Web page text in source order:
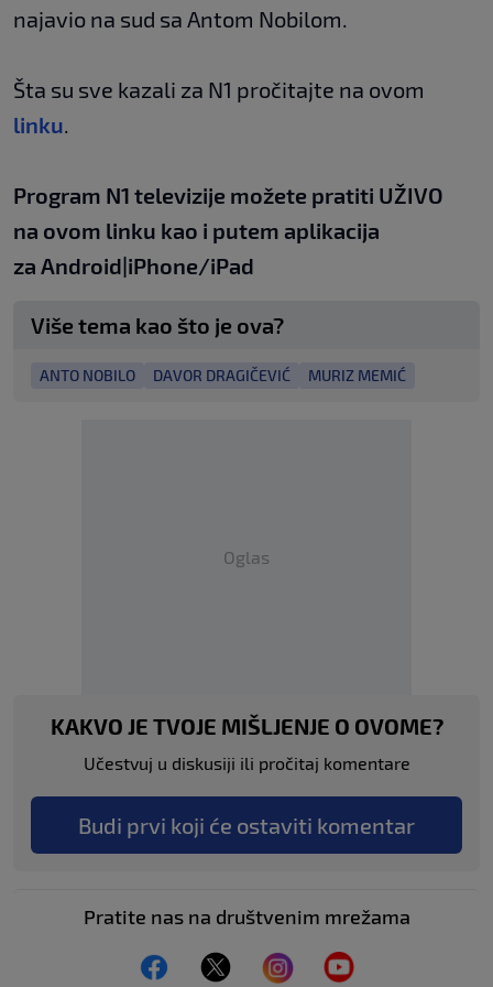
najavio na sud sa Antom Nobilom.
Šta su sve kazali za N1 pročitajte na ovom
linku.
Program N1 televizije možete pratiti UŽIVO
na ovom linku kao i putem aplikacija
za Android|iPhone/iPad
Više tema kao što je ova?
ANTO NOBILO DAVOR DRAGIČEVIĆ MURIZ MEMIĆ
Oglas
KAKVO JE TVOJE MIŠLJENJE O OVOME?
Učestvuj u diskusiji ili pročitaj komentare
Budi prvi koji će ostaviti komentar
Pratite nas na društvenim mrežama